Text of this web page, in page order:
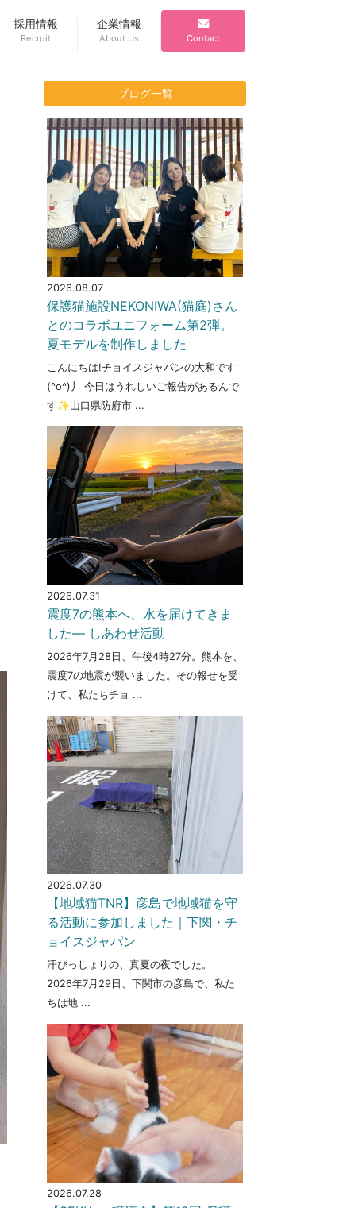
採用情報
Recruit
企業情報
About Us Contact
ブログ一覧
2026.08.07
保護猫施設NEKONIWA(猫庭)さん
とのコラボユニフォーム第2弾。
夏モデルを制作しました
こんにちは!チョイスジャパンの大和です
(^o^)丿 今日はうれしいご報告があるんで
す✨山口県防府市 ...
2026.07.31
震度7の熊本へ、水を届けてきま
した― しあわせ活動
2026年7月28日、午後4時27分。熊本を、
震度7の地震が襲いました。その報せを受
けて、私たちチョ ...
2026.07.30
【地域猫TNR】彦島で地域猫を守
る活動に参加しました｜下関・チ
ョイスジャパン
汗びっしょりの、真夏の夜でした。
2026年7月29日、下関市の彦島で、私た
ちは地 ...
2026.07.28